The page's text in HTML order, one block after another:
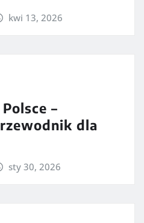
kwi 13, 2026
–
dla
sty 30, 2026